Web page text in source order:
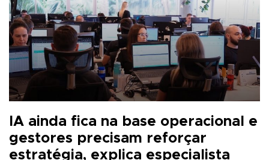
IA ainda fica na base operacional e
gestores precisam reforçar
estratégia, explica especialista